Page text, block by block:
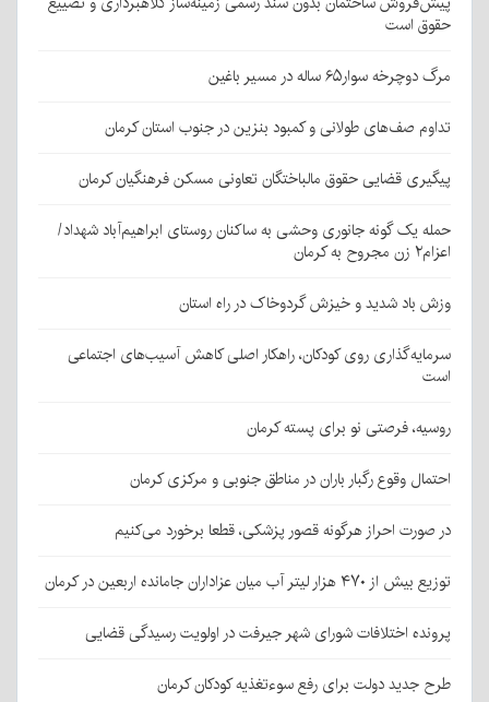
حقوق است
مرگ دوچرخه سوار۶۵ ساله در مسیر باغین
تداوم صف‌های طولانی و کمبود بنزین در جنوب استان کرمان
پیگیری قضایی حقوق مالباختگان تعاونی مسکن فرهنگیان کرمان
حمله یک گونه جانوری وحشی به ساکنان روستای ابراهیم‌آباد شهداد/
اعزام۲ زن مجروح به کرمان
وزش باد شدید و خیزش گردوخاک در راه استان
سرمایه‌گذاری روی کودکان، راهکار اصلی کاهش آسیب‌های اجتماعی
است
روسیه، فرصتی نو برای پسته کرمان
احتمال وقوع رگبار باران در مناطق جنوبی و مرکزی کرمان
در صورت احراز هرگونه قصور پزشکی، قطعا برخورد می‌کنیم
توزیع بیش از ۴۷۰ هزار لیتر آب میان عزاداران جامانده اربعین در کرمان
پرونده اختلافات شورای شهر جیرفت در اولویت رسیدگی قضایی
طرح جدید دولت برای رفع سوءتغذیه کودکان کرمان